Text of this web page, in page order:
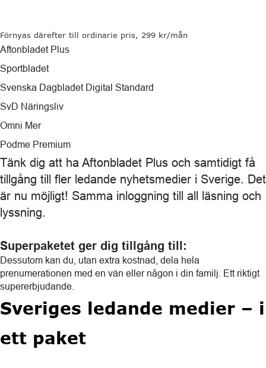
Förnyas därefter till ordinarie pris, 299 kr/mån
Aftonbladet Plus
Sportbladet
Svenska Dagbladet Digital Standard
SvD Näringsliv
Omni Mer
Podme Premium
Tänk dig att ha Aftonbladet Plus och samtidigt få
tillgång till fler ledande nyhetsmedier i Sverige. Det
är nu möjligt! Samma inloggning till all läsning och
lyssning.
Superpaketet ger dig tillgång till:
Dessutom kan du, utan extra kostnad, dela hela
prenumerationen med en vän eller någon i din familj. Ett riktigt
supererbjudande.
Sveriges ledande medier – i
ett paket